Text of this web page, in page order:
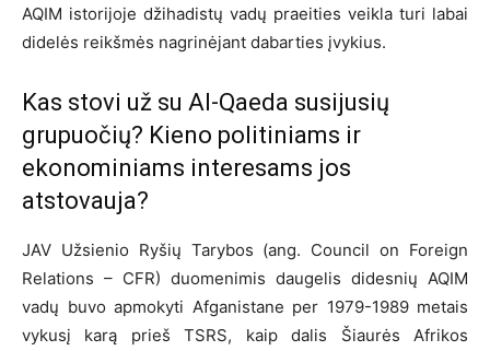
AQIM istorijoje džihadistų vadų praeities veikla turi labai
didelės reikšmės nagrinėjant dabarties įvykius.
Kas stovi už su Al-Qaeda susijusių
grupuočių? Kieno politiniams ir
ekonominiams interesams jos
atstovauja?
JAV Užsienio Ryšių Tarybos (ang. Council on Foreign
Relations – CFR) duomenimis daugelis didesnių AQIM
vadų buvo apmokyti Afganistane per 1979-1989 metais
vykusį karą prieš TSRS, kaip dalis Šiaurės Afrikos